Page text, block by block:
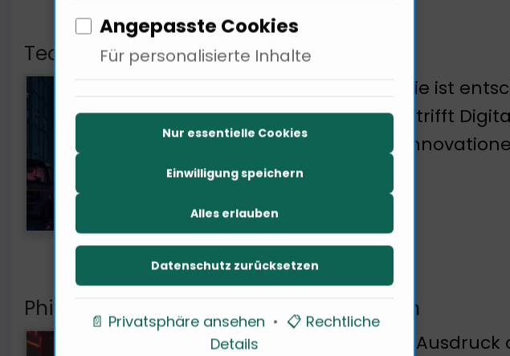
Technologische Einflüsse im Design
Technologie ist
Handwerk trifft
digitalen
Philosophische Perspektiven auf Design
Design als
Angepasste Cookies
Für personalisierte Inhalte
Nur essentielle Cookies
Einwilligung speichern
Alles erlauben
Datenschutz zurücksetzen
📄 Privatsphäre ansehen • 📋 Rechtliche
Details